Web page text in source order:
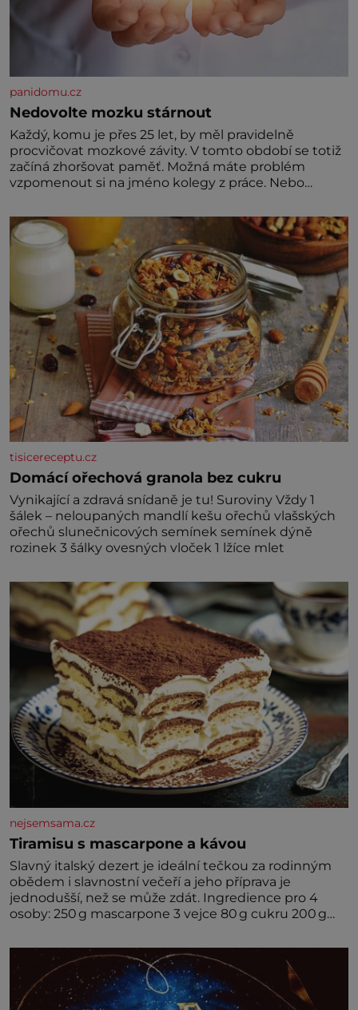
panidomu.cz
Nedovolte mozku stárnout
Každý, komu je přes 25 let, by měl pravidelně
procvičovat mozkové závity. V tomto období se totiž
začíná zhoršovat paměť. Možná máte problém
vzpomenout si na jméno kolegy z práce. Nebo
nedávno přečetli. Je to opravdu tak, s věkem jako
kdyby se paměť rozhodla stávkovat. Cvičte
tisicereceptu.cz
Domácí ořechová granola bez cukru
Vynikající a zdravá snídaně je tu! Suroviny Vždy 1
šálek – neloupaných mandlí kešu ořechů vlašských
ořechů slunečnicových semínek semínek dýně
rozinek 3 šálky ovesných vloček 1 lžíce mlet
nejsemsama.cz
Tiramisu s mascarpone a kávou
Slavný italský dezert je ideální tečkou za rodinným
obědem i slavnostní večeří a jeho příprava je
jednodušší, než se může zdát. Ingredience pro 4
osoby: 250 g mascarpone 3 vejce 80 g cukru 200 g
amaretta kakao na posypání Postup: Oddělte
žloutky od bílků. Žloutky vyšlehejte s cukrem do
světlé pěny a postupně do nich vmíchejte
mascarpone, aby vznikl hladký